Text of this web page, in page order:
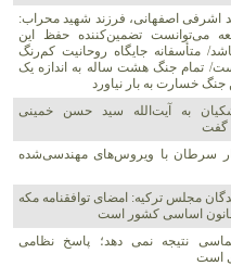
اشرفی اصفهانی، فرزند شهید محراب:
می‌توانست تضمین‌کننده حفظ این
متأسفانه جایگاه روحانیت کم‌رنگ
تمام جنگ هشت ساله به اندازه یک
جنگ خسارت به بار نیاورد
به آیت‌الله سید حسن خمینی
گفت
سرطان با ویروس‌های مهندسی‌شده
مجلس ترکیه: امضای توافقنامه مکه
اساسی کشور است
نتیجه‌ نمی دهد؛ پاسخ نظامی
است